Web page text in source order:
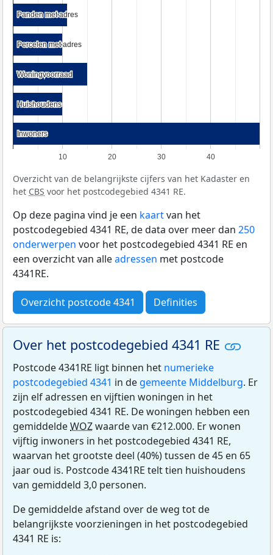
10 20 30 40
Panden met adres
Panden met adres
Percelen met adres
Percelen met adres
Woningvoorraad
Woningvoorraad
Huishoudens
Huishoudens
Inwoners
Inwoners
Overzicht van de belangrijkste cijfers van het Kadaster en
het CBS voor het postcodegebied 4341 RE.
Op deze pagina vind je een kaartvan het
postcodegebied 4341 RE, de data over meer dan 250
onderwerpen voor het postcodegebied 4341 RE en
een overzicht van alleadressen met postcode
4341RE.
Overzicht postcode 4341 Definities
Over het postcodegebied 4341 RE
Postcode 4341RE ligt binnen het numerieke
postcodegebied 4341 in de gemeente Middelburg. Er
zijn elf adressen en vijftien woningen in het
postcodegebied 4341 RE. De woningen hebben een
gemiddeldeWOZwaarde van €212.000. Er wonen
vijftig inwoners in het postcodegebied 4341 RE,
waarvan het grootste deel (40%) tussen de 45 en 65
jaar oud is. Postcode 4341RE telt tien huishoudens
van gemiddeld 3,0 personen.
De gemiddelde afstand over de weg tot de
belangrijkste voorzieningen in het postcodegebied
4341 RE is: